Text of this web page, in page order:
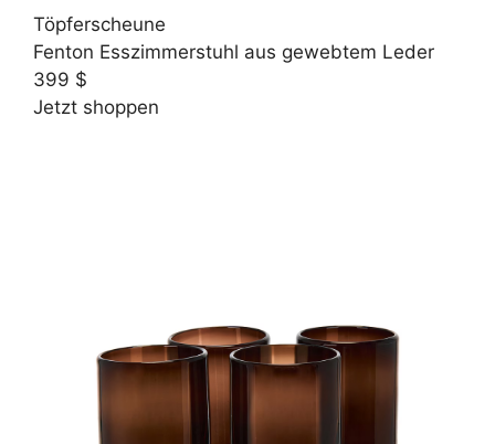
Töpferscheune
Fenton Esszimmerstuhl aus gewebtem Leder
399 $
Jetzt shoppen